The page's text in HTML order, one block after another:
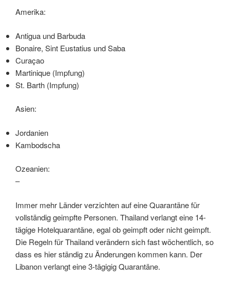
Amerika:
Antigua und Barbuda
Bonaire, Sint Eustatius und Saba
Curaçao
Martinique (Impfung)
St. Barth (Impfung)
Asien:
Jordanien
Kambodscha
Ozeanien:
–
Immer mehr Länder verzichten auf eine Quarantäne für
vollständig geimpfte Personen. Thailand verlangt eine 14-
tägige Hotelquarantäne, egal ob geimpft oder nicht geimpft.
Die Regeln für Thailand verändern sich fast wöchentlich, so
dass es hier ständig zu Änderungen kommen kann. Der
Libanon verlangt eine 3-tägigig Quarantäne.